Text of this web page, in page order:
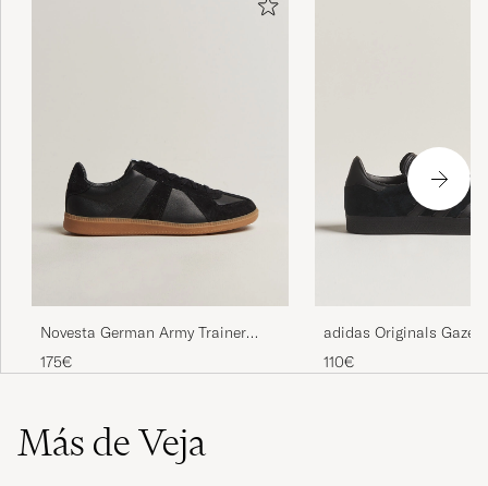
Novesta German Army Trainer
Black
175€
adidas Originals
Black
110€
Más de Veja